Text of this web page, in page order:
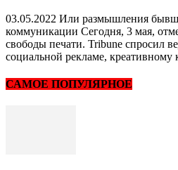
03.05.2022 Или размышления
коммуникации Сегодня, 3 мая,
свободы печати. Tribune спросил
социальной рекламе, креативному
САМОЕ ПОПУЛЯРНОЕ